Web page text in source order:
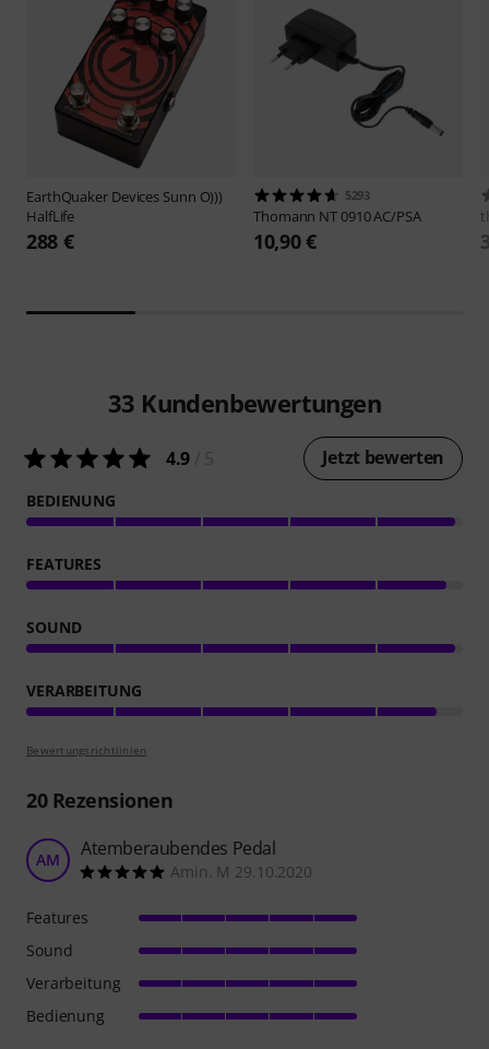
EarthQuaker Devices Sunn O)))
HalfLife
288 €
5293
Thomann NT 0910 AC/PSA
10,90 €
33 Kundenbewertungen
4.9 Jetzt bewerten
BEDIENUNG
FEATURES
SOUND
VERARBEITUNG
Bewertungsrichtlinien
20Rezensionen
AM Atemberaubendes Pedal
Amin. M 29.10.2020
Features
Sound
Verarbeitung
Bedienung